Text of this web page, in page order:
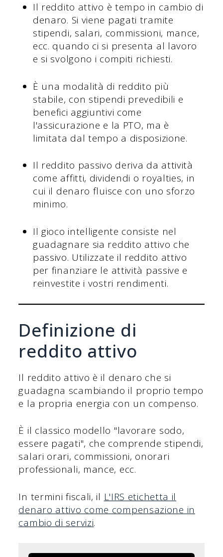
Il reddito attivo è tempo in cambio di
denaro. Si viene pagati tramite
stipendi, salari, commissioni, mance,
ecc. quando ci si presenta al lavoro
e si svolgono i compiti richiesti.
È una modalità di reddito più
stabile, con stipendi prevedibili e
benefici aggiuntivi come
l'assicurazione e la PTO, ma è
limitata dal tempo a disposizione.
Il reddito passivo deriva da attività
come affitti, dividendi o royalties, in
cui il denaro fluisce con uno sforzo
minimo.
Il gioco intelligente consiste nel
guadagnare sia reddito attivo che
passivo. Utilizzate il reddito attivo
per finanziare le attività passive e
reinvestite i vostri rendimenti.
Definizione di
reddito attivo
Il reddito attivo è il denaro che si
guadagna scambiando il proprio tempo
e la propria energia con un compenso.
È il classico modello "lavorare sodo,
essere pagati", che comprende stipendi,
salari orari, commissioni, onorari
professionali, mance, ecc.
In termini fiscali, il L'IRS etichetta il
denaro attivo come compensazione in
cambio di servizi.